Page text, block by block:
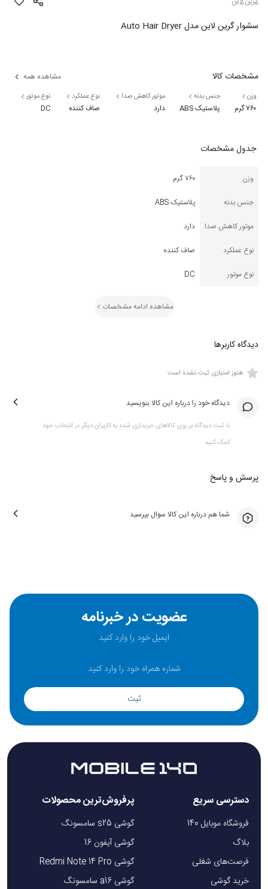
سشوار گرین لاین مدل Auto Hair Dryer
مشخصات کالا مشاهده همه
وزن
۷۶۰ گرم
جنس بدنه
پلاستیک ABS
موتور کاهش صدا
دارد
نوع عملکرد
صاف کننده
نوع موتور
DC
جدول مشخصات
وزن
۷۶۰ گرم
جنس بدنه
پلاستیک ABS
موتور کاهش صدا
دارد
نوع عملکرد
صاف کننده
نوع موتور
DC
مشاهده ادامه مشخصات
دیدگاه کاربرها
هنوز امتیازی ثبت نشده است
دیدگاه خود را درباره این کالا بنویسید
با ثبت دیدگاه بر روی کالاهای خریداری شده به کاربران دیگر در انتخاب خود
کمک کنید
پرسش و پاسخ
شما هم درباره این کالا سوال بپرسید
عضویت در خبرنامه
ثبت
دسترسی سریع
فروشگاه موبایل 140
بلاگ
فرصت‌های شغلی
خرید گوشی
پرفروش‌ترین محصولات
گوشی s25 سامسونگ
گوشی آیفون 16
گوشی Redmi Note 14 Pro
گوشی a16 سامسونگ